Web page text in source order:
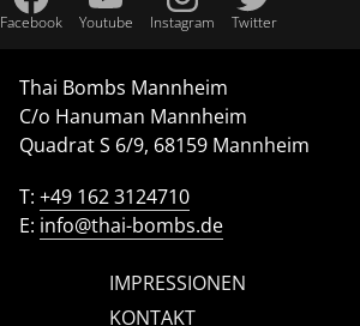
Facebook Youtube Instagram Twitter
Thai Bombs Mannheim
C/o Hanuman Mannheim
Quadrat S 6/9, 68159 Mannheim
T:+49 162 3124710
E: info@thai-bombs.de
IMPRESSIONEN
KONTAKT